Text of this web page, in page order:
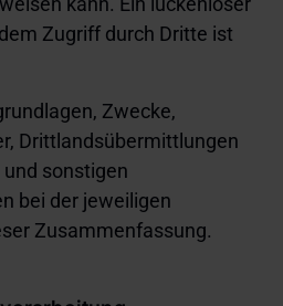
Zugriff durch Dritte ist
Zwecke,
Drittlandsübermittlungen
sonstigen
bei der jeweiligen
Zusammenfassung.